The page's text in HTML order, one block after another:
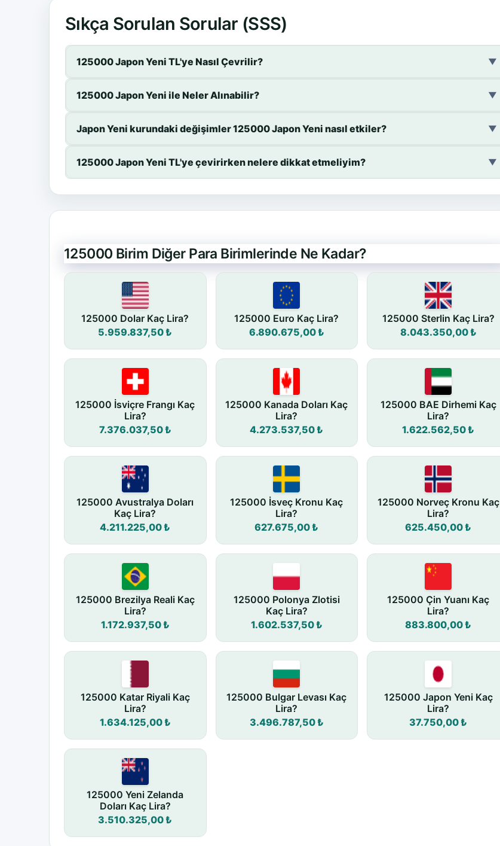
Sıkça Sorulan Sorular (SSS)
125000 Japon Yeni TL'ye Nasıl Çevrilir? ▼
125000 Japon Yeni ile Neler Alınabilir? ▼
Japon Yeni kurundaki değişimler 125000 Japon Yeni nasıl etkiler? ▼
125000 Japon Yeni TL'ye çevirirken nelere dikkat etmeliyim? ▼
125000 Birim Diğer Para Birimlerinde Ne Kadar?
125000 Dolar Kaç Lira?
5.959.837,50 ₺
125000 Euro Kaç Lira?
6.890.675,00 ₺
125000 Sterlin Kaç Lira?
8.043.350,00 ₺
125000 İsviçre Frangı Kaç
Lira?
7.376.037,50 ₺
125000 Kanada Doları Kaç
Lira?
4.273.537,50 ₺
125000 BAE Dirhemi Kaç
Lira?
1.622.562,50 ₺
125000 Avustralya Doları
Kaç Lira?
4.211.225,00 ₺
125000 İsveç Kronu Kaç
Lira?
627.675,00 ₺
125000 Norveç Kronu Kaç
Lira?
625.450,00 ₺
125000 Brezilya Reali Kaç
Lira?
1.172.937,50 ₺
125000 Polonya Zlotisi
Kaç Lira?
1.602.537,50 ₺
125000 Çin Yuanı Kaç
Lira?
883.800,00 ₺
125000 Katar Riyali Kaç
Lira?
1.634.125,00 ₺
125000 Bulgar Levası Kaç
Lira?
3.496.787,50 ₺
125000 Japon Yeni Kaç
Lira?
37.750,00 ₺
125000 Yeni Zelanda
Doları Kaç Lira?
3.510.325,00 ₺